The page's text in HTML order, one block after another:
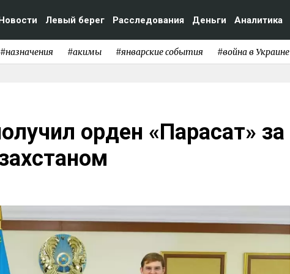
Левый берег Расследования Деньги Аналитика
#назначения #акимы #январские события #война в Украине
орден «Парасат» за